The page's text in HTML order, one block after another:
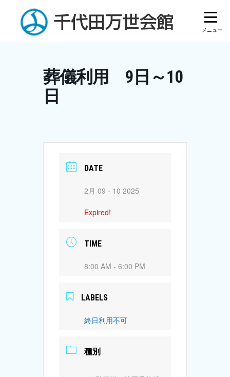
content
葬儀利用 9日～10
日
DATE
2月 09 - 10 2025
Expired!
TIME
8:00 AM - 6:00 PM
LABELS
終日利用不可
種別